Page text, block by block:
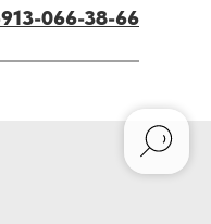
066-38-66